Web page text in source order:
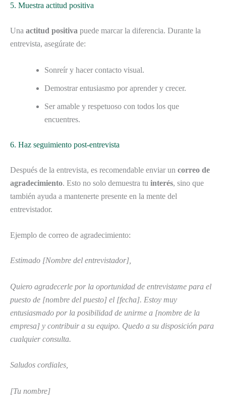
5. Muestra actitud positiva
Una actitud positiva puede marcar la diferencia. Durante la
entrevista, asegúrate de:
Sonreír y hacer contacto visual.
Demostrar entusiasmo por aprender y crecer.
Ser amable y respetuoso con todos los que
encuentres.
6. Haz seguimiento post-entrevista
Después de la entrevista, es recomendable enviar un correo de
agradecimiento. Esto no solo demuestra tu interés, sino que
también ayuda a mantenerte presente en la mente del
entrevistador.
Ejemplo de correo de agradecimiento:
Estimado [Nombre del entrevistador],
Quiero agradecerle por la oportunidad de entrevistame para el
puesto de [nombre del puesto] el [fecha]. Estoy muy
entusiasmado por la posibilidad de unirme a [nombre de la
empresa] y contribuir a su equipo. Quedo a su disposición para
cualquier consulta.
Saludos cordiales,
[Tu nombre]